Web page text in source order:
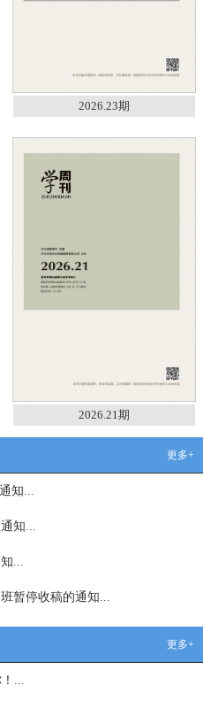
2026.23期
2026.21期
更多+
知...
知...
...
暂停收稿的通知...
更多+
...